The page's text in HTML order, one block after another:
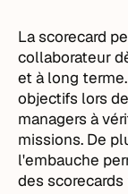
La scorecard
collaborateur
et à long
objectifs lors
managers à
missions. De
l'embauche
des